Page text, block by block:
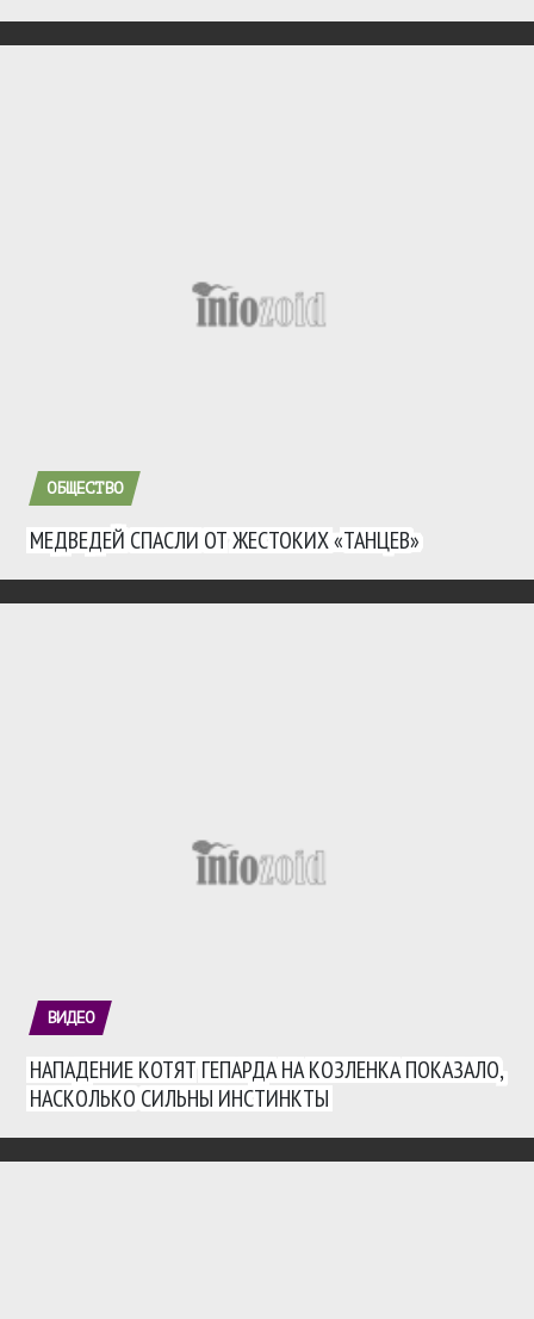
ОБЩЕСТВО
МЕДВЕДЕЙ СПАСЛИ ОТ ЖЕСТОКИХ «ТАНЦЕВ»
ВИДЕО
НАПАДЕНИЕ КОТЯТ ГЕПАРДА НА КОЗЛЕНКА ПОКАЗАЛО,
НАСКОЛЬКО СИЛЬНЫ ИНСТИНКТЫ